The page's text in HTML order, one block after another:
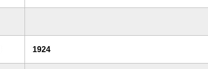
1924